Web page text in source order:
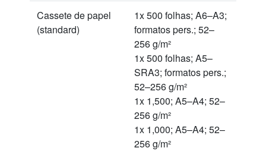
Cassete de papel
(standard)
1x 500 folhas; A6–A3;
formatos pers.; 52–
256 g/m²
1x 500 folhas; A5–
SRA3; formatos pers.;
52–256 g/m²
1x 1,500; A5–A4; 52–
256 g/m²
1x 1,000; A5–A4; 52–
256 g/m²